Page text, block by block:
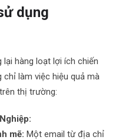
dụng
lại hàng loạt lợi ích chiến
chỉ làm việc hiệu quả mà
thị trường:
mẽ: Một email từ địa chỉ